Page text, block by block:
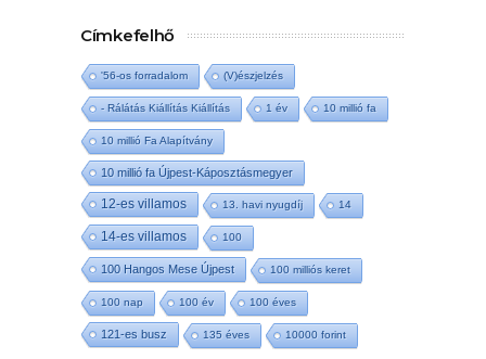
Címkefelhő
'56-os forradalom (V)észjelzés
- Rálátás Kiállítás Kiállítás 1 év 10 millió fa
10 millió Fa Alapítvány
10 millió fa Újpest-Káposztásmegyer
12-es villamos 13. havi nyugdíj 14
14-es villamos 100
100 Hangos Mese Újpest 100 milliós keret
100 nap 100 év 100 éves
121-es busz 135 éves 10000 forint